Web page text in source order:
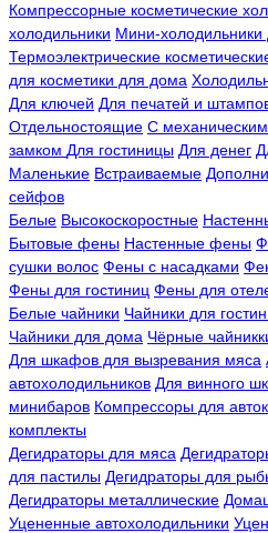
Компрессорные косметические
холодильники Мини-холодильники
Термоэлектрические
для косметики для дома
Для ключей Для печатей и
Отдельностоящие С
замком Для гостиницы Для денег
Маленькие Встраиваемые
сейфов
Белые Высокоскоростные
Бытовые фены Настенные фены
сушки волос Фены с насадками
Фены для гостиниц Фены для
Белые чайники Чайники для
Чайники для дома Чёрные
Для шкафов для вызревания мяса
автохолодильников Для винного
минибаров Компрессоры для
комплекты
Дегидраторы для мяса
для пастилы Дегидраторы для
Дегидраторы металлические
Уцененные автохолодильники